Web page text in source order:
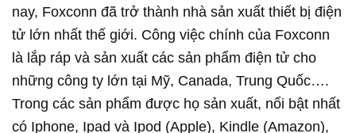
nay, Foxconn đã trở thành nhà sản xuất thiết bị điện
tử lớn nhất thế giới. Công việc chính của Foxconn
là lắp ráp và sản xuất các sản phẩm điện tử cho
những công ty lớn tại Mỹ, Canada, Trung Quốc….
Trong các sản phẩm được họ sản xuất, nổi bật nhất
có Iphone, Ipad và Ipod (Apple), Kindle (Amazon),